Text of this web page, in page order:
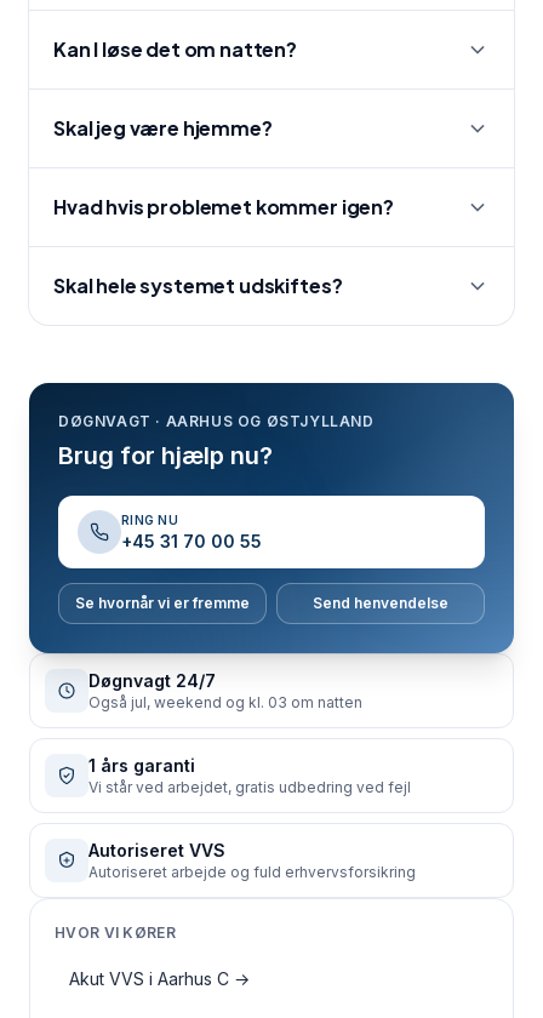
Kan I løse det om natten?
Skal jeg være hjemme?
Hvad hvis problemet kommer igen?
Skal hele systemet udskiftes?
DØGNVAGT · AARHUS OG ØSTJYLLAND
Brug for hjælp nu?
RING NU
+45 31 70 00 55
Se hvornår vi er fremme Send henvendelse
Døgnvagt 24/7
Også jul, weekend og kl. 03 om natten
1 års garanti
Vi står ved arbejdet, gratis udbedring ved fejl
Autoriseret VVS
Autoriseret arbejde og fuld erhvervsforsikring
HVOR VI KØRER
Akut VVS i Aarhus C →